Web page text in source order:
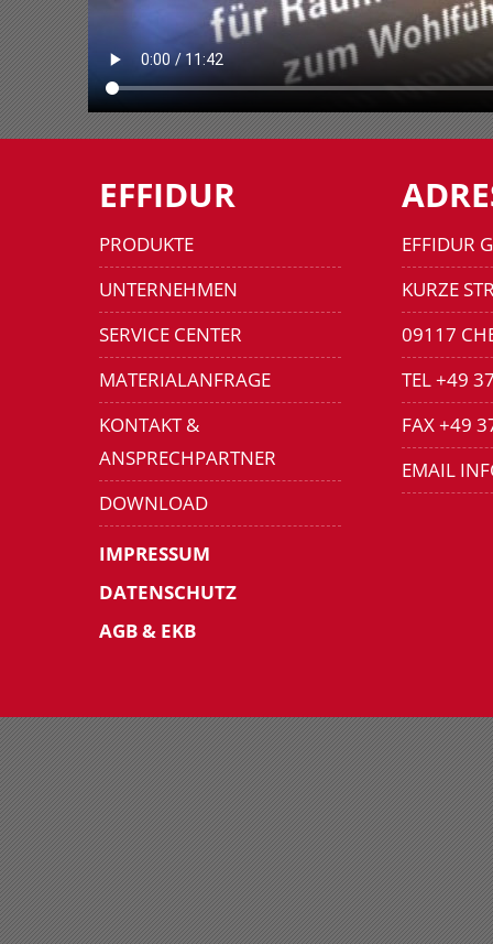
EFFIDUR
PRODUKTE
UNTERNEHMEN
SERVICE CENTER
MATERIALANFRAGE
KONTAKT &
ANSPRECHPARTNER
DOWNLOAD
IMPRESSUM
DATENSCHUTZ
AGB & EKB
EFFIDUR
KURZE
09117
TEL +49
FAX +49
EMAIL